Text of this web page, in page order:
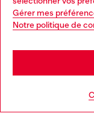
Gérer mes
Notre politique de
You are currently
may be based in